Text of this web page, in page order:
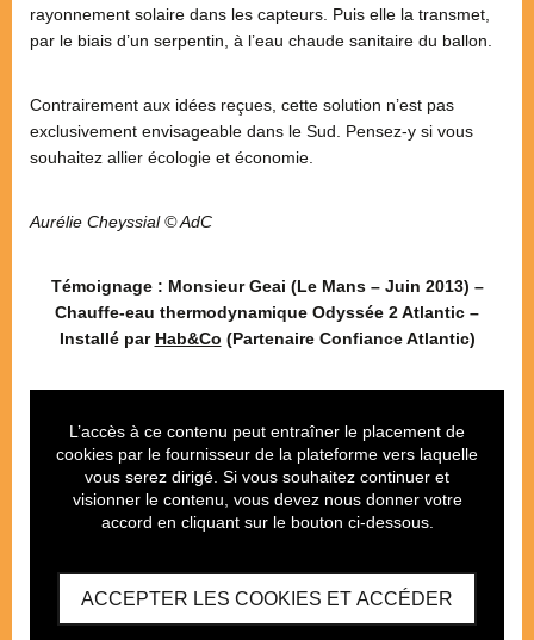
rayonnement solaire dans les capteurs. Puis elle la transmet,
par le biais d’un serpentin, à l’eau chaude sanitaire du ballon.
Contrairement aux idées reçues, cette solution n’est pas
exclusivement envisageable dans le Sud. Pensez-y si vous
souhaitez allier écologie et économie.
Aurélie Cheyssial © AdC
Témoignage : Monsieur Geai (Le Mans – Juin 2013) –
Chauffe-eau thermodynamique Odyssée 2 Atlantic –
Installé par Hab&Co (Partenaire Confiance Atlantic)
L’accès à ce contenu peut entraîner le placement de
cookies par le fournisseur de la plateforme vers laquelle
vous serez dirigé. Si vous souhaitez continuer et
visionner le contenu, vous devez nous donner votre
accord en cliquant sur le bouton ci-dessous.
ACCEPTER LES COOKIES ET ACCÉDER